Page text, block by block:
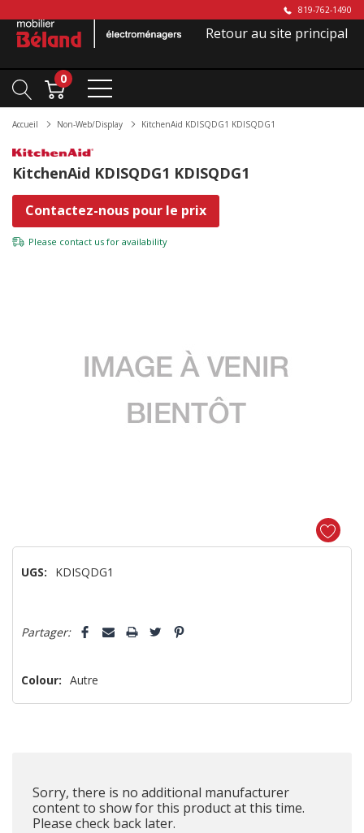
819-762-1490
Retour au site principal
0
Accueil Non-Web/Display KitchenAid KDISQDG1 KDISQDG1
KitchenAid KDISQDG1 KDISQDG1
Contactez-nous pour le prix
Please contact us for availability
UGS: KDISQDG1
vous!
n’en
reste
Partager:
Colour: Autre
Sorry, there is no additional manufacturer
content to show for this product at this time.
Please check back later.